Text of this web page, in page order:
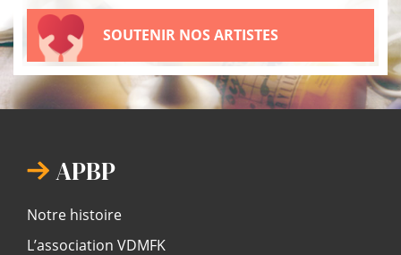
SOUTENIR NOS ARTISTES
APBP
Notre histoire
L’association VDMFK